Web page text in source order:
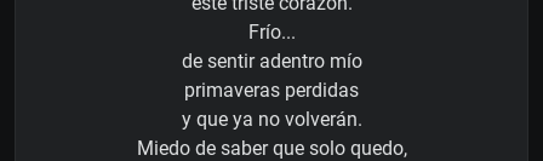
Frío...
de sentir adentro mío
primaveras perdidas
y que ya no volverán.
Miedo de saber que solo quedo,